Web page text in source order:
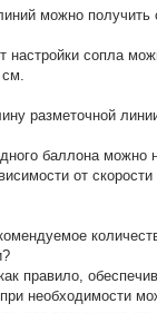
можно получить
настройки сопла
см.
разметочной
баллона можно
от
правило,
необходимости